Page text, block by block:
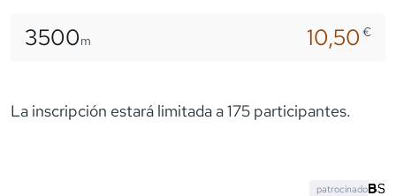
3500m 10,50€
La inscripción estará limitada a 175 participantes.
patrocinado